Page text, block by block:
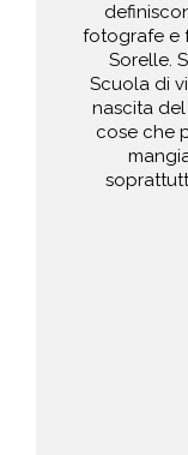
fotografe e
Sorelle.
Scuola di
nascita
cose che